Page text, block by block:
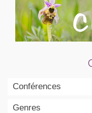
Conférences
Genres